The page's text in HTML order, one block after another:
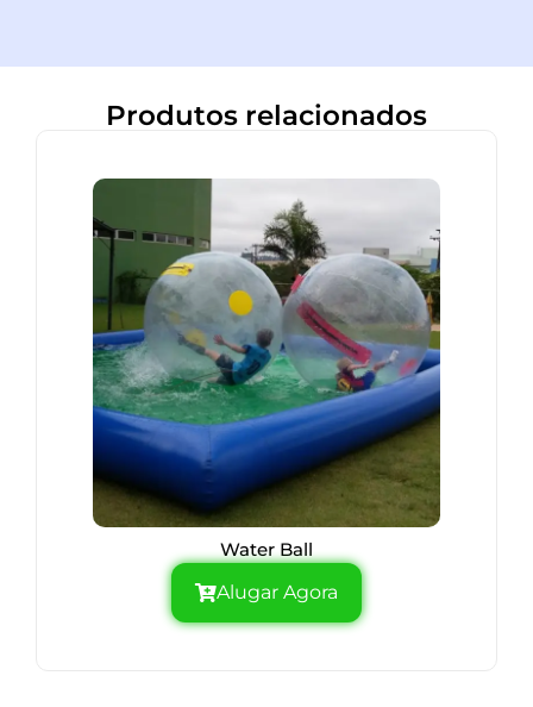
Produtos relacionados
Water Ball
Alugar Agora